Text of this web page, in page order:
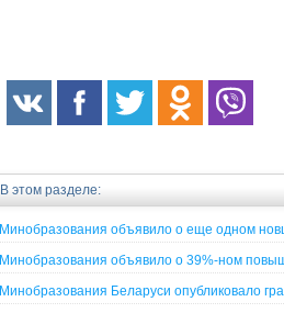
В этом разделе:
Минобразования объявило о еще одном
Минобразования объявило о 39%-ном
Минобразования Беларуси опубликовало